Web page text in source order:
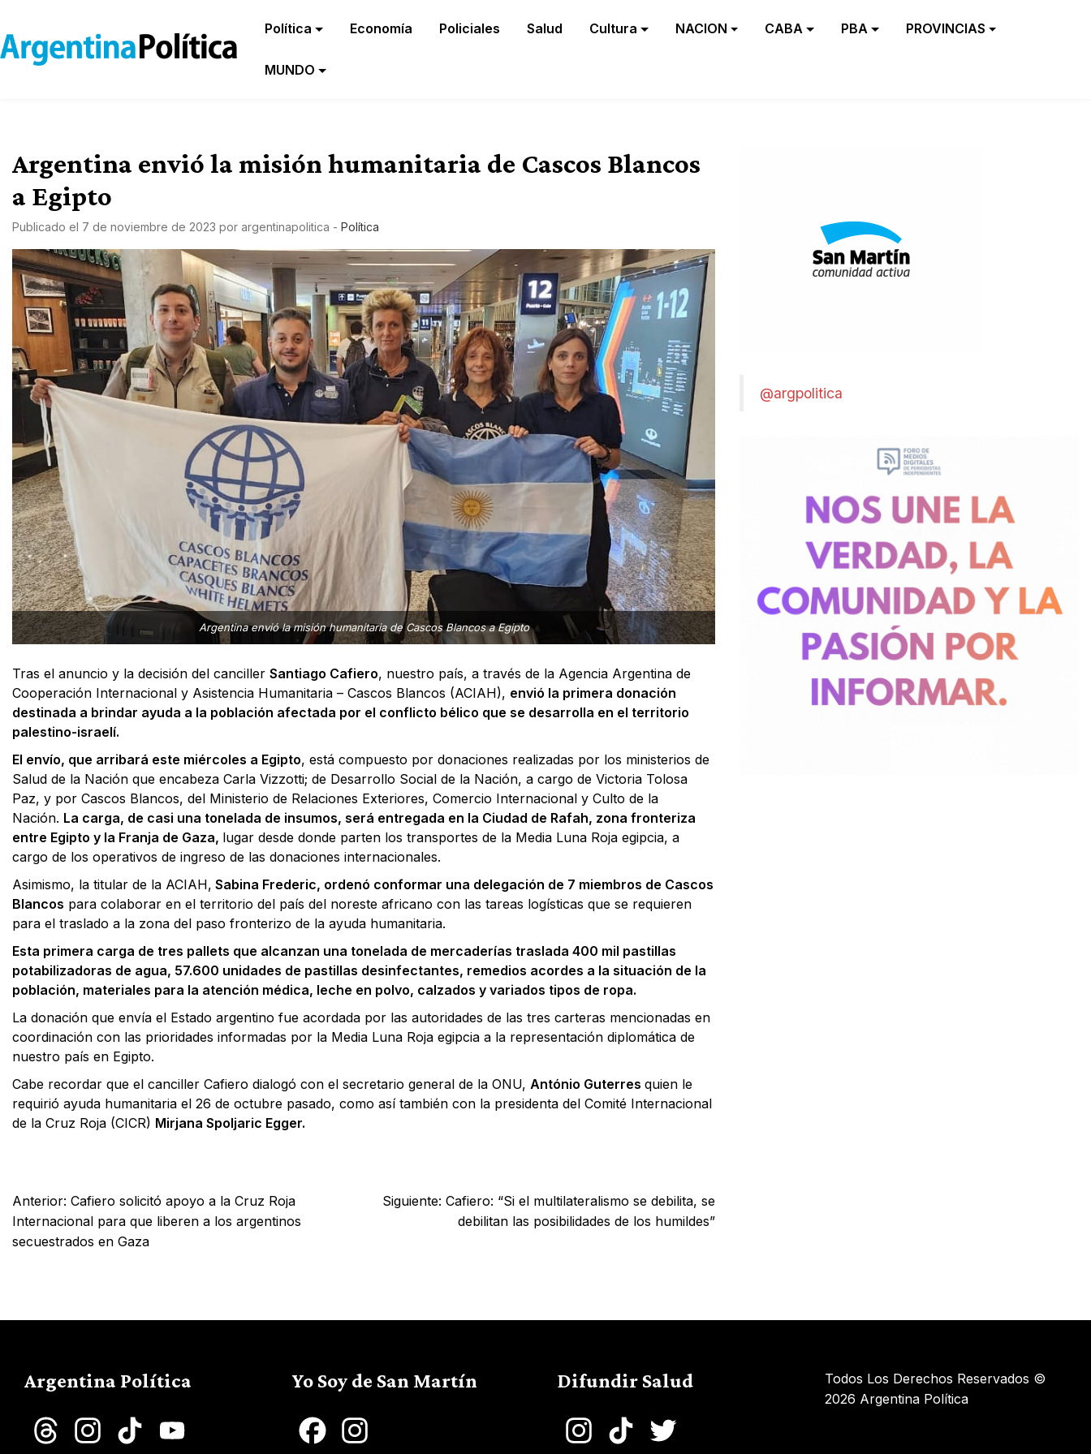
Política Economía Policiales Salud Cultura NACION CABA PBA PROVINCIAS
MUNDO
Argentina envió la misión humanitaria de Cascos Blancos
a Egipto
Publicado el 7 de noviembre de 2023 por argentinapolitica - Política
Argentina envió la misión humanitaria de Cascos Blancos a Egipto
Tras el anuncio y la decisión del canciller Santiago Cafiero, nuestro país, a través de la Agencia Argentina de
Cooperación Internacional y Asistencia Humanitaria – Cascos Blancos (ACIAH), envió la primera donación
destinada a brindar ayuda a la población afectada por el conflicto bélico que se desarrolla en el territorio
palestino-israelí.
El envío, que arribará este miércoles a Egipto, está compuesto por donaciones realizadas por los ministerios de
Salud de la Nación que encabeza Carla Vizzotti; de Desarrollo Social de la Nación, a cargo de Victoria Tolosa
Paz, y por Cascos Blancos, del Ministerio de Relaciones Exteriores, Comercio Internacional y Culto de la
Nación. La carga, de casi una tonelada de insumos, será entregada en la Ciudad de Rafah, zona fronteriza
entre Egipto y la Franja de Gaza, lugar desde donde parten los transportes de la Media Luna Roja egipcia, a
cargo de los operativos de ingreso de las donaciones internacionales.
Asimismo, la titular de la ACIAH, Sabina Frederic, ordenó conformar una delegación de 7 miembros de Cascos
Blancos para colaborar en el territorio del país del noreste africano con las tareas logísticas que se requieren
para el traslado a la zona del paso fronterizo de la ayuda humanitaria.
Esta primera carga de tres pallets que alcanzan una tonelada de mercaderías traslada 400 mil pastillas
potabilizadoras de agua, 57.600 unidades de pastillas desinfectantes, remedios acordes a la situación de la
población, materiales para la atención médica, leche en polvo, calzados y variados tipos de ropa.
La donación que envía el Estado argentino fue acordada por las autoridades de las tres carteras mencionadas en
coordinación con las prioridades informadas por la Media Luna Roja egipcia a la representación diplomática de
nuestro país en Egipto.
Cabe recordar que el canciller Cafiero dialogó con el secretario general de la ONU, António Guterres quien le
requirió ayuda humanitaria el 26 de octubre pasado, como así también con la presidenta del Comité Internacional
de la Cruz Roja (CICR) Mirjana Spoljaric Egger.
Anterior: Cafiero solicitó apoyo a la Cruz Roja
Internacional para que liberen a los argentinos
secuestrados en Gaza
Siguiente: Cafiero: “Si el multilateralismo se debilita, se
debilitan las posibilidades de los humildes”
@argpolitica
Argentina Política
Threads InstagramTikTok
Yo Soy de San Martín
Facebook
Difundir Salud
InstagramTikTok
Todos Los Derechos Reservados ©
2026 Argentina Política